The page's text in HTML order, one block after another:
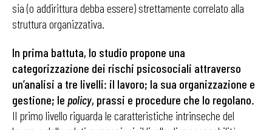
sia (o addirittura debba essere) strettamente correlato alla
struttura organizzativa.
In prima battuta, lo studio propone una
categorizzazione dei rischi psicosociali attraverso
un’analisi a tre livelli: il lavoro; la sua organizzazione e
gestione; le policy, prassi e procedure che lo regolano.
Il primo livello riguarda le caratteristiche intrinseche del